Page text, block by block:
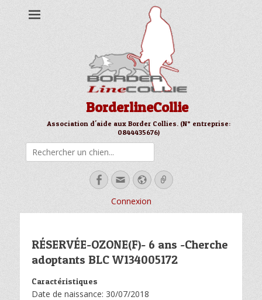
BorderlineCollie
Association d'aide aux Border Collies. (N° entreprise:
0844435676)
Facebook
EmailSite
web
Link
Connexion
RÉSERVÉE-OZONE(F)- 6 ans -Cherche
adoptants BLC W134005172
Caractéristiques
Date de naissance: 30/07/2018